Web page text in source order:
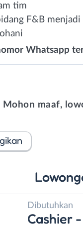
tim
F&B
Whatsapp
Mohon maaf,
Dibutuhkan
Cashier